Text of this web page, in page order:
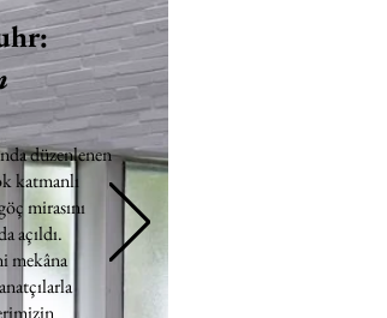
düzenlenen
katmanlı
mirasını
açıldı.
mekâna